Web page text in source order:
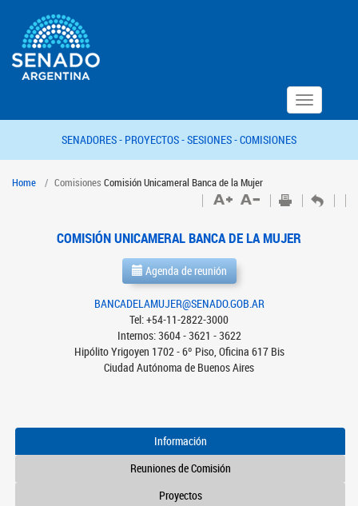
Toggle
navigation
SENADORES - PROYECTOS -SESIONES -COMISIONES
Home Comisiones Comisión Unicameral Banca de la Mujer
COMISIÓN UNICAMERAL BANCA DE LA MUJER
Agenda de reunión
BANCADELAMUJER@SENADO.GOB.AR
Tel: +54-11-2822-3000
Internos: 3604 - 3621 - 3622
Hipólito Yrigoyen 1702 - 6º Piso, Oficina 617 Bis
Ciudad Autónoma de Buenos Aires
Información
Reuniones de Comisión
Proyectos